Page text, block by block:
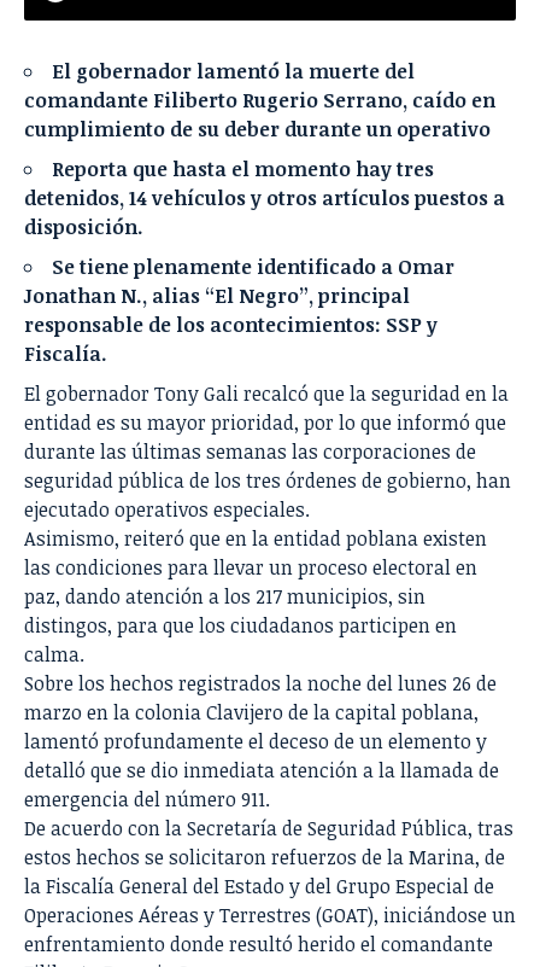
El gobernador lamentó la muerte del
comandante Filiberto Rugerio Serrano, caído en
cumplimiento de su deber durante un operativo
Reporta que hasta el momento hay tres
detenidos, 14 vehículos y otros artículos puestos a
disposición.
Se tiene plenamente identificado a Omar
Jonathan N., alias “El Negro”, principal
responsable de los acontecimientos: SSP y
Fiscalía.
El gobernador Tony Gali recalcó que la seguridad en la
entidad es su mayor prioridad, por lo que informó que
durante las últimas semanas las corporaciones de
seguridad pública de los tres órdenes de gobierno, han
ejecutado operativos especiales.
Asimismo, reiteró que en la entidad poblana existen
las condiciones para llevar un proceso electoral en
paz, dando atención a los 217 municipios, sin
distingos, para que los ciudadanos participen en
calma.
Sobre los hechos registrados la noche del lunes 26 de
marzo en la colonia Clavijero de la capital poblana,
lamentó profundamente el deceso de un elemento y
detalló que se dio inmediata atención a la llamada de
emergencia del número 911.
De acuerdo con la Secretaría de Seguridad Pública, tras
estos hechos se solicitaron refuerzos de la Marina, de
la Fiscalía General del Estado y del Grupo Especial de
Operaciones Aéreas y Terrestres (GOAT), iniciándose un
enfrentamiento donde resultó herido el comandante